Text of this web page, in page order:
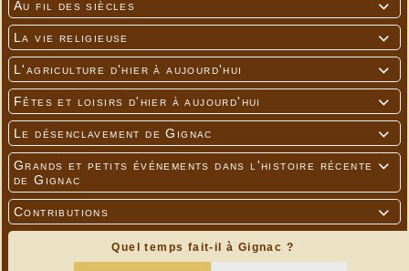

Au fil des siècles

La vie religieuse

L'agriculture d'hier à aujourd'hui

Fêtes et loisirs d'hier à aujourd'hui

Le désenclavement de Gignac

Grands et petits événements dans l'histoire récente
de Gignac

Contributions
Quel temps fait-il à Gignac ?